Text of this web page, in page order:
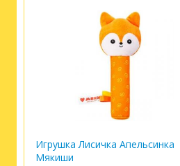
Игрушка Лисичка Апельсинка
Мякиши